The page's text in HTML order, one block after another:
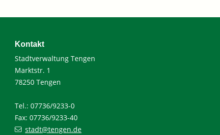
Kontakt
Stadtverwaltung Tengen
Marktstr. 1
78250 Tengen
Tel.: 07736/9233-0
Fax: 07736/9233-40
stadt@tengen.de